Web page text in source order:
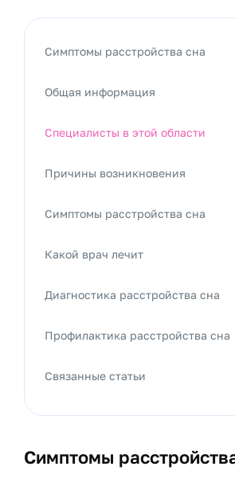
Симптомы
Симптомы расстройства сна
Общая информация
Специалисты в этой области
Причины возникновения
Симптомы расстройства сна
Какой врач лечит
Диагностика расстройства сна
Профилактика расстройства сна
Связанные статьи